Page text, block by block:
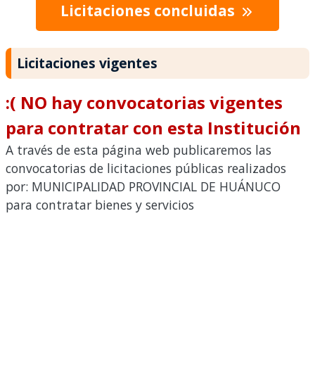
Licitaciones concluidas
Licitaciones vigentes
:( NO hay convocatorias vigentes
para contratar con esta Institución
A través de esta página web publicaremos las
convocatorias de licitaciones públicas realizados
por: MUNICIPALIDAD PROVINCIAL DE HUÁNUCO
para contratar bienes y servicios